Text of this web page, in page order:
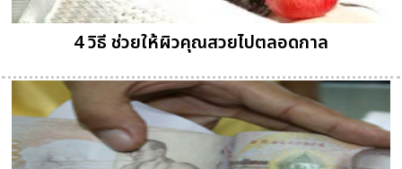
4 วิธี ช่วยให้ผิวคุณสวยไปตลอดกาล